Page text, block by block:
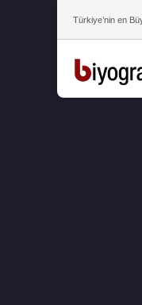
Türkiye’nin en